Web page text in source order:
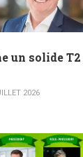
un solide
2026